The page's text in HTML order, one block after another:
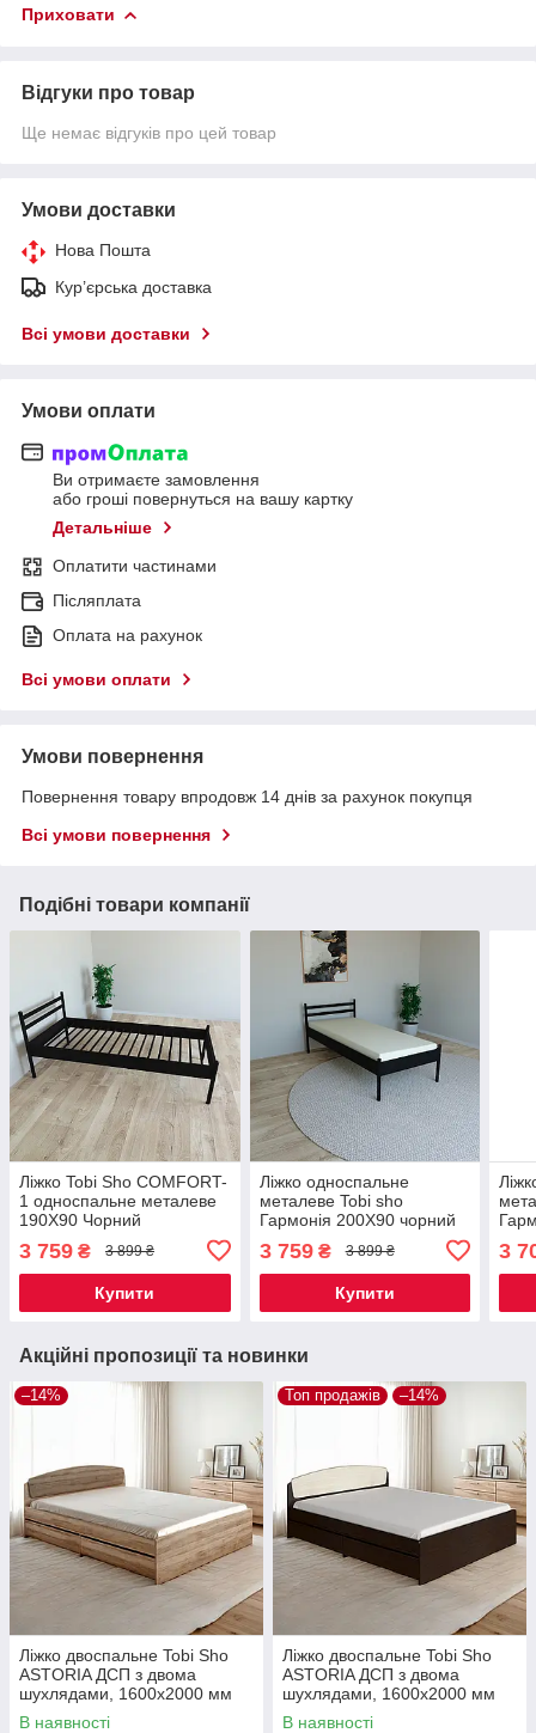
Приховати
Відгуки про товар
Ще немає відгуків про цей товар
Умови доставки
Нова Пошта
Кур’єрська доставка
Всі умови доставки
Умови оплати
Ви отримаєте замовлення
або гроші повернуться на вашу картку
Детальніше
Оплатити частинами
Післяплата
Оплата на рахунок
Всі умови оплати
Умови повернення
Повернення товару впродовж 14 днів за рахунок покупця
Всі умови повернення
Подібні товари компанії
Ліжко Tobi Sho COMFORT-
1 односпальне металеве
190X90 Чорний
3 759 ₴ 3 899 ₴
Купити
Ліжко односпальне
металеве Tobi sho
Гармонія 200X90 чорний
3 759₴ 3 899 ₴
Купити
3
Акційні пропозиції та новинки
–14%
Ліжко двоспальне Tobi Sho
ASTORIA ДСП з двома
шухлядами, 1600х2000 мм
Дуб сонома/Дуб трюфель
В наявності
Топ продажів –14%
Ліжко двоспальне Tobi Sho
ASTORIA ДСП з двома
шухлядами, 1600х2000 мм
Венге темний/Дуб молочний
В наявності